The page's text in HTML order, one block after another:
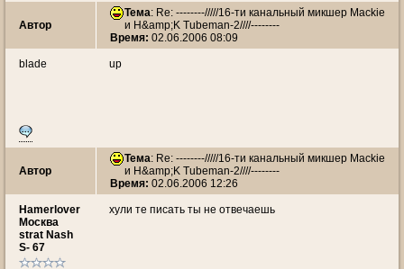
Автор
Тема: Re: --------/////16-ти канальный микшер Mackie
и H&amp;K Tubeman-2////--------
Время: 02.06.2006 08:09
blade up
Автор
Тема: Re: --------/////16-ти канальный микшер Mackie
и H&amp;K Tubeman-2////--------
Время: 02.06.2006 12:26
Hamerlover
Москва
strat Nash
S- 67
хули те писать ты не отвечаешь